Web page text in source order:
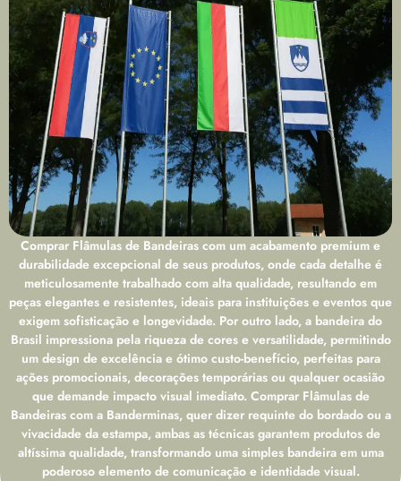
Comprar Flâmulas de Bandeiras com um acabamento premium e
durabilidade excepcional de seus produtos, onde cada detalhe é
meticulosamente trabalhado com alta qualidade, resultando em
peças elegantes e resistentes, ideais para instituições e eventos que
exigem sofisticação e longevidade. Por outro lado, a bandeira do
Brasil impressiona pela riqueza de cores e versatilidade, permitindo
um design de excelência e ótimo custo-benefício, perfeitas para
ações promocionais, decorações temporárias ou qualquer ocasião
que demande impacto visual imediato. Comprar Flâmulas de
Bandeiras com a Banderminas, quer dizer requinte do bordado ou a
vivacidade da estampa, ambas as técnicas garantem produtos de
altíssima qualidade, transformando uma simples bandeira em uma
poderoso elemento de comunicação e identidade visual.